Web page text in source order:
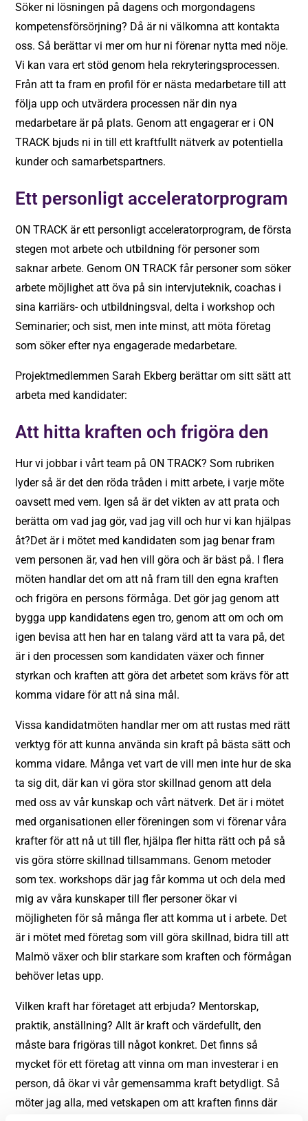
Söker ni lösningen på dagens och morgondagens
kompetensförsörjning? Då är ni välkomna att kontakta
oss. Så berättar vi mer om hur ni förenar nytta med nöje.
Vi kan vara ert stöd genom hela rekryteringsprocessen.
Från att ta fram en profil för er nästa medarbetare till att
följa upp och utvärdera processen när din nya
medarbetare är på plats. Genom att engagerar er i ON
TRACK bjuds ni in till ett kraftfullt nätverk av potentiella
kunder och samarbetspartners.
Ett personligt acceleratorprogram
ON TRACK är ett personligt acceleratorprogram, de första
stegen mot arbete och utbildning för personer som
saknar arbete. Genom ON TRACK får personer som söker
arbete möjlighet att öva på sin intervjuteknik, coachas i
sina karriärs- och utbildningsval, delta i workshop och
Seminarier; och sist, men inte minst, att möta företag
som söker efter nya engagerade medarbetare.
Projektmedlemmen Sarah Ekberg berättar om sitt sätt att
arbeta med kandidater:
Att hitta kraften och frigöra den
Hur vi jobbar i vårt team på ON TRACK? Som rubriken
lyder så är det den röda tråden i mitt arbete, i varje möte
oavsett med vem. Igen så är det vikten av att prata och
berätta om vad jag gör, vad jag vill och hur vi kan hjälpas
åt?Det är i mötet med kandidaten som jag benar fram
vem personen är, vad hen vill göra och är bäst på. I flera
möten handlar det om att nå fram till den egna kraften
och frigöra en persons förmåga. Det gör jag genom att
bygga upp kandidatens egen tro, genom att om och om
igen bevisa att hen har en talang värd att ta vara på, det
är i den processen som kandidaten växer och finner
styrkan och kraften att göra det arbetet som krävs för att
komma vidare för att nå sina mål.
Vissa kandidatmöten handlar mer om att rustas med rätt
verktyg för att kunna använda sin kraft på bästa sätt och
komma vidare. Många vet vart de vill men inte hur de ska
ta sig dit, där kan vi göra stor skillnad genom att dela
med oss av vår kunskap och vårt nätverk. Det är i mötet
med organisationen eller föreningen som vi förenar våra
krafter för att nå ut till fler, hjälpa fler hitta rätt och på så
vis göra större skillnad tillsammans. Genom metoder
som tex. workshops där jag får komma ut och dela med
mig av våra kunskaper till fler personer ökar vi
möjligheten för så många fler att komma ut i arbete. Det
är i mötet med företag som vill göra skillnad, bidra till att
Malmö växer och blir starkare som kraften och förmågan
behöver letas upp.
Vilken kraft har företaget att erbjuda? Mentorskap,
praktik, anställning? Allt är kraft och värdefullt, den
måste bara frigöras till något konkret. Det finns så
mycket för ett företag att vinna om man investerar i en
person, då ökar vi vår gemensamma kraft betydligt. Så
möter jag alla, med vetskapen om att kraften finns där